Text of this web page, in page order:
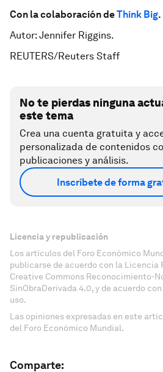
Con la colaboración deThink Big.
Autor: Jennifer Riggins.
REUTERS/Reuters Staff
No te pierdas ninguna
este tema
Crea una cuenta gratuita y
personalizada de contenidos
publicaciones y análisis.
Inscríbete de forma
Licencia y republicación
Los artículos del Foro Económico
publicarse de acuerdo con la
Creative Commons Reconocimiento-
SinObraDerivada 4.0, y de acuerdo
uso.
Las opiniones expresadas en este
del Foro Económico Mundial.
Comparte: